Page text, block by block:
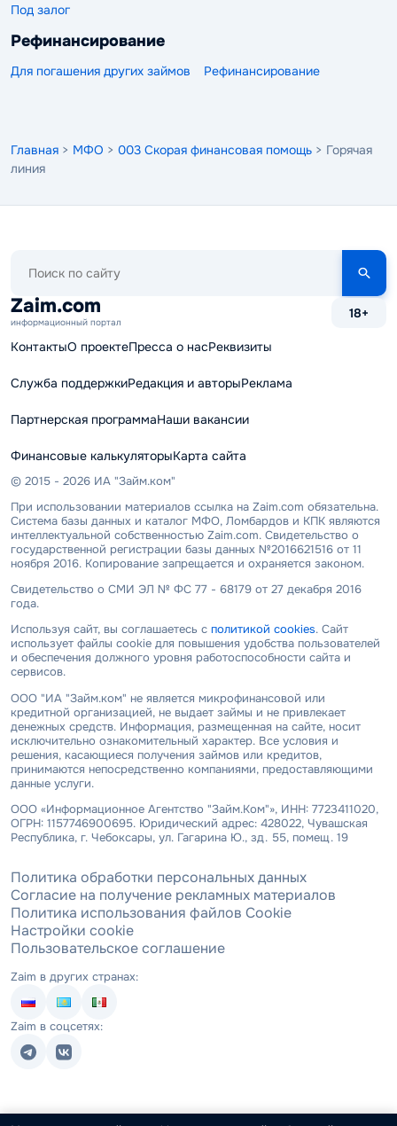
Под залог
Рефинансирование
Для погашения других займов Рефинансирование
Главная > МФО > 003 Скорая финансовая помощь > Горячая
линия
сайту
Zaim.com
информационный портал
18+
КонтактыО проектеПресса о насРеквизиты
Служба поддержкиРедакция и авторыРеклама
Партнерская программаНаши вакансии
Финансовые калькуляторыКарта сайта
© 2015 - 2026 ИА "Займ.ком"
При использовании материалов ссылка на Zaim.com обязательна.
Система базы данных и каталог МФО, Ломбардов и КПК являются
интеллектуальной собственностью Zaim.com. Свидетельство о
государственной регистрации базы данных №2016621516 от 11
ноября 2016. Копирование запрещается и охраняется законом.
Свидетельство о СМИ ЭЛ № ФС 77 - 68179 от 27 декабря 2016
года.
Используя сайт, вы соглашаетесь с политикой cookies. Сайт
использует файлы cookie для повышения удобства пользователей
и обеспечения должного уровня работоспособности сайта и
сервисов.
ООО "ИА "Займ.ком" не является микрофинансовой или
кредитной организацией, не выдает займы и не привлекает
денежных средств. Информация, размещенная на сайте, носит
исключительно ознакомительный характер. Все условия и
решения, касающиеся получения займов или кредитов,
принимаются непосредственно компаниями, предоставляющими
данные услуги.
ООО «Информационное Агентство "Займ.Ком"», ИНН: 7723411020,
ОГРН: 1157746900695. Юридический адрес: 428022, Чувашская
Республика, г. Чебоксары, ул. Гагарина Ю., зд. 55, помещ. 19
Политика обработки персональных данных
Согласие на получение рекламных материалов
Политика использования файлов Cookie
Настройки cookie
Пользовательское соглашение
Zaim в других странах:
Zaim в соцсетях: